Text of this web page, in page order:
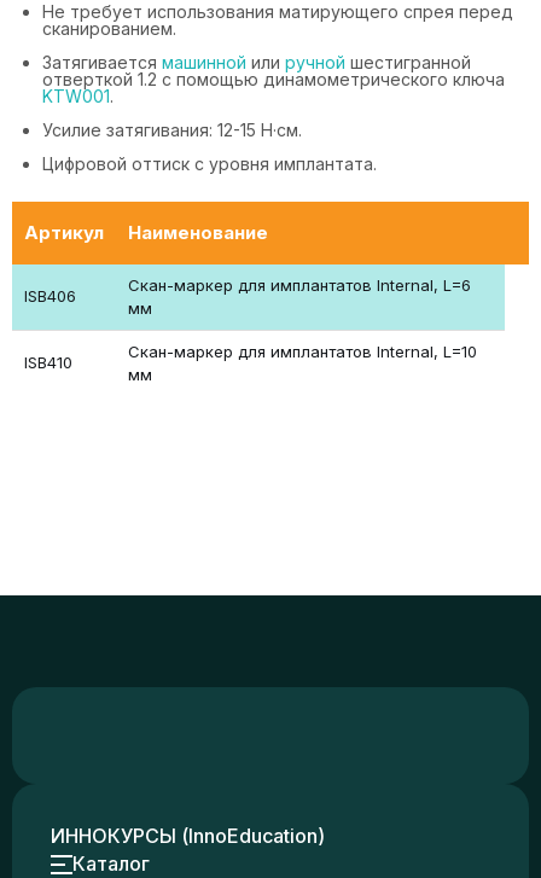
Не требует использования матирующего спрея перед
сканированием.
Затягивается машинной или ручной шестигранной
отверткой 1.2 с помощью динамометрического ключа
KTW001.
Усилие затягивания: 12-15 Н·см.
Цифровой оттиск с уровня имплантата.
Артикул Наименование
ISB406
Скан-маркер для имплантатов Internal, L=6
мм
ISB410
Скан-маркер для имплантатов Internal, L=10
мм
ИННОКУРСЫ (InnoEducation)
Каталог